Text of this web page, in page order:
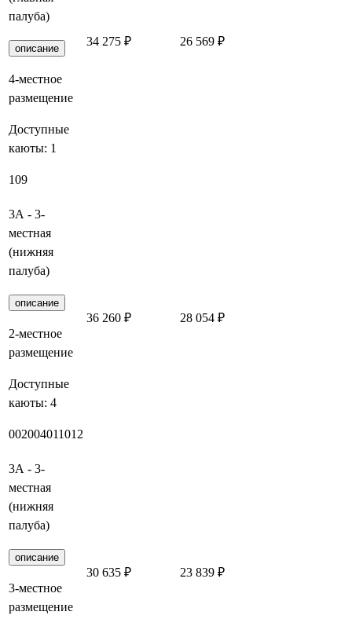
палуба)
описание
4-местное
размещение
Доступные
каюты: 1
109
34 275 ₽ 26 569 ₽
3А - 3-
местная
(нижняя
палуба)
описание
2-местное
размещение
Доступные
каюты: 4
002004011012
36 260 ₽ 28 054 ₽
3А - 3-
местная
(нижняя
палуба)
описание
3-местное
размещение
30 635 ₽ 23 839 ₽